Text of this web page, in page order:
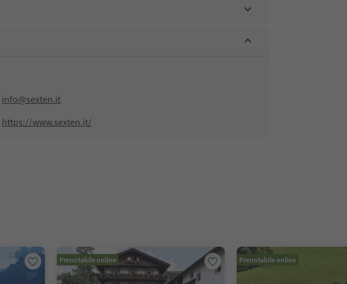
info@sexten.it
https://www.sexten.it/
Prenotabile online Prenotabile online